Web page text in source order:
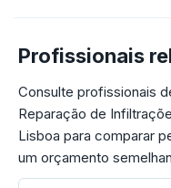
Profissionais
Consulte profissionais
Reparação de
Lisboa para comparar
um orçamento